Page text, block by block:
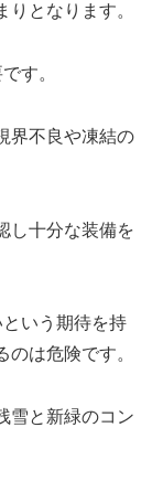
となります。
す。
界不良や凍結の
し十分な装備を
いう期待を持
は危険です。
雪と新緑のコン